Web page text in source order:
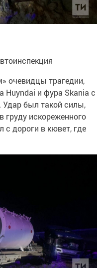
очевидцы трагедии,
Huyndai и фура Skania с
был такой силы,
груду искореженного
с дороги в кювет, где